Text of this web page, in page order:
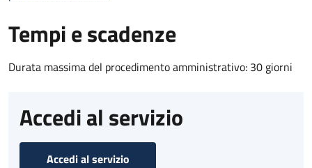
Tempi e scadenze
Durata massima del procedimento amministrativo: 30 giorni
Accedi al servizio
Accedi al servizio